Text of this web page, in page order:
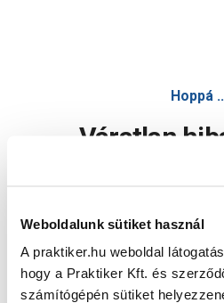
Weboldalunk sütiket használ
A praktiker.hu weboldal
hogy a Praktiker Kft. és
számítógépén sütiket
Hoppá
Váratlan
Oldal